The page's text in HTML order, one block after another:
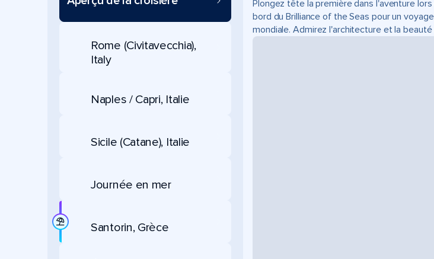
Rome (Civitavecchia),
Italy
Naples / Capri, Italie
Sicile (Catane), Italie
Journée en mer
Santorin, Grèce
Plongez tête la première dans l'aventure
bord du Brilliance of the Seas pour un
mondiale. Admirez l'architecture et la beauté